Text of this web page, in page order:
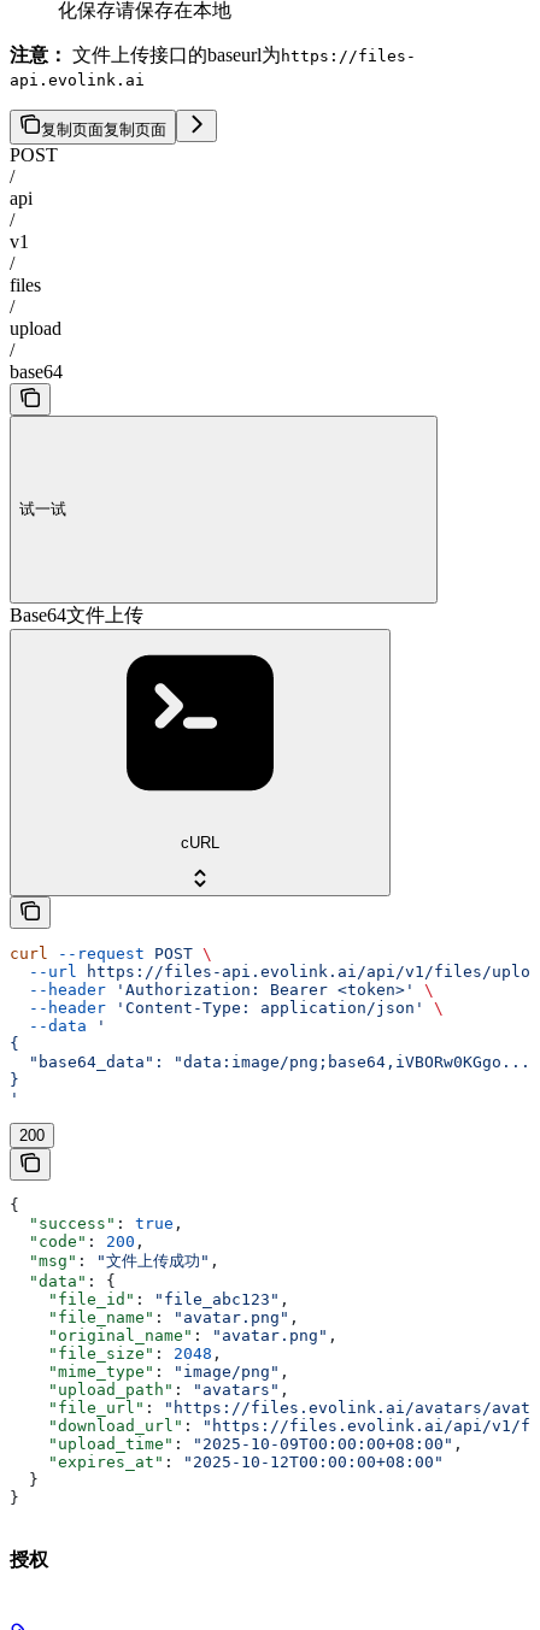
化保存请保存在本地
注意： 文件上传接口的baseurl为 https://files-
api.evolink.ai
复制页面复制页面
POST
/
api
/
v1
/
files
/
upload
/
base64
试一试
Base64文件上传
cURL
curl --request POST \
  --url
https://files-api.evolink.ai/api/v1/files/
  --header
'Authorization: Bearer <token>'
\
  --header
'Content-Type: application/json'
\
  --data
'
{
  "base64_data": "data:image/png;base64,iVBORw0KGgo..."
}
'
200
{
  "success"
: true ,
  "code"
: 200 ,
  "msg"
: "文件上传成功" ,
  "data"
: {
    "file_id"
: "file_abc123" ,
    "file_name"
: "avatar.png" ,
    "original_name"
: "avatar.png" ,
    "file_size"
: 2048 ,
    "mime_type"
: "image/png" ,
    "upload_path"
: "avatars" ,
    "file_url"
:
"https://files.evolink.ai/avatars/
    "download_url"
:
"https://files.evolink.ai/api/v1/
    "upload_time"
: "2025-10-09T00:00:00+08:00" ,
    "expires_at"
:
"2025-10-12T00:00:00+08:00"
  }
}
授权